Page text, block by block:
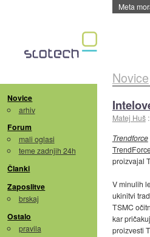
Meta
Novice
arhiv
Forum
mali oglasi
teme zadnjih 24h
Članki
Zaposlitve
brskaj
Ostalo
pravila
Novice
Matej Huš
Trendforce
proizvajal
V minulih
ukinitvi
TSMC
kar
proizvesti